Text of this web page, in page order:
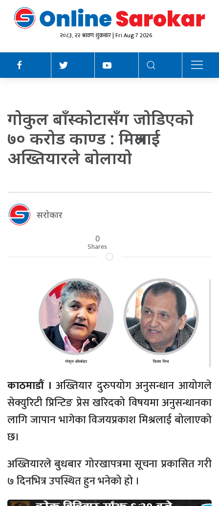
२०८३, २२ श्रावण शुक्रबार | Fri Aug 7 2026
गाेकुल बाँस्काेटासँग जाेडिएकाे
७० करोड काण्ड : मिश्रलाई
अख्तियारले बाेलायाे
सराेकार
0
Shares
काठमाडौं ।अख्तियार दुरुपयोग अनुसन्धान आयोगले
सेक्युरिटी प्रिन्टिङ प्रेस खरिदको विषयमा अनुसन्धानका
लागि जापान भागेका विजयप्रकाश मिश्रलाई बोलाएको
छ।
अख्तियारले बुधबार गोरखापत्रमा सूचना प्रकासित गरी
७ दिनभित्र उपस्थित हुन भनेको हो ।